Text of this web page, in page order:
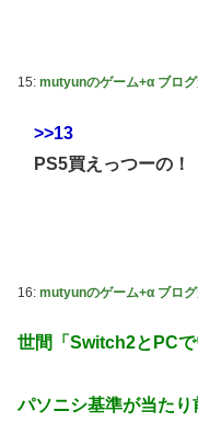
15: mutyunのゲーム+α ブログ
>>13
PS5買えっつーの！
16: mutyunのゲーム+α ブログ
世間「Switch2とPCで
パソニシ基準が当た